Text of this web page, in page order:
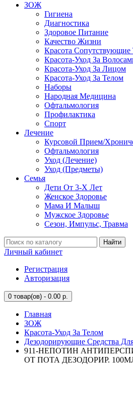
ЗОЖ
Гигиена
Диагностика
Здоровое Питание
Качество Жизни
Красота Сопутствующие
Красота-Уход За
Красота-Уход За Лицом
Красота-Уход За Телом
Наборы
Народная Медицина
Офтальмология
Профилактика
Спорт
Лечение
Курсовой Прием/
Офтальмология
Уход (Лечение)
Уход (Предметы)
Семья
Дети От 3-Х Лет
Женское Здоровье
Мама И Малыш
Мужское Здоровье
Сезон, Импульс, Травма
Найти
Личный кабинет
Регистрация
Авторизация
0 товар(ов) - 0.00 р.
Главная
ЗОЖ
Красота-Уход За Телом
Дезодорирующие Средства
911-НЕПОТИН
ОТ ПОТА ДЕЗОДОРИР.